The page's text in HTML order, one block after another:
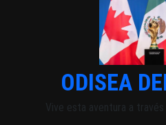
ODISEA
Vive esta aventura a